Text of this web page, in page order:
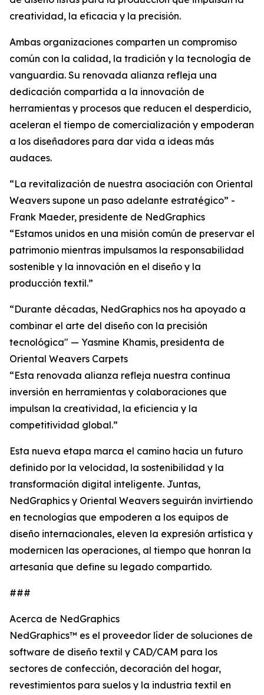
creatividad, la eficacia y la precisión.
Ambas organizaciones comparten un compromiso
común con la calidad, la tradición y la tecnología de
vanguardia. Su renovada alianza refleja una
dedicación compartida a la innovación de
herramientas y procesos que reducen el desperdicio,
aceleran el tiempo de comercialización y empoderan
a los diseñadores para dar vida a ideas más
audaces.
“La revitalización de nuestra asociación con Oriental
Weavers supone un paso adelante estratégico” -
Frank Maeder, presidente de NedGraphics
“Estamos unidos en una misión común de preservar el
patrimonio mientras impulsamos la responsabilidad
sostenible y la innovación en el diseño y la
producción textil.”
“Durante décadas, NedGraphics nos ha apoyado a
combinar el arte del diseño con la precisión
tecnológica" — Yasmine Khamis, presidenta de
Oriental Weavers Carpets
“Esta renovada alianza refleja nuestra continua
inversión en herramientas y colaboraciones que
impulsan la creatividad, la eficiencia y la
competitividad global.”
Esta nueva etapa marca el camino hacia un futuro
definido por la velocidad, la sostenibilidad y la
transformación digital inteligente. Juntas,
NedGraphics y Oriental Weavers seguirán invirtiendo
en tecnologías que empoderen a los equipos de
diseño internacionales, eleven la expresión artística y
modernicen las operaciones, al tiempo que honran la
artesanía que define su legado compartido.
###
Acerca de NedGraphics
NedGraphics™ es el proveedor líder de soluciones de
software de diseño textil y CAD/CAM para los
sectores de confección, decoración del hogar,
revestimientos para suelos y la industria textil en